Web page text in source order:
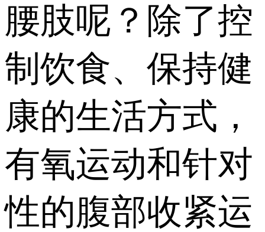
腰肢呢？除了控
制饮食、保持健
康的生活方式，
有氧运动和针对
性的腹部收紧运